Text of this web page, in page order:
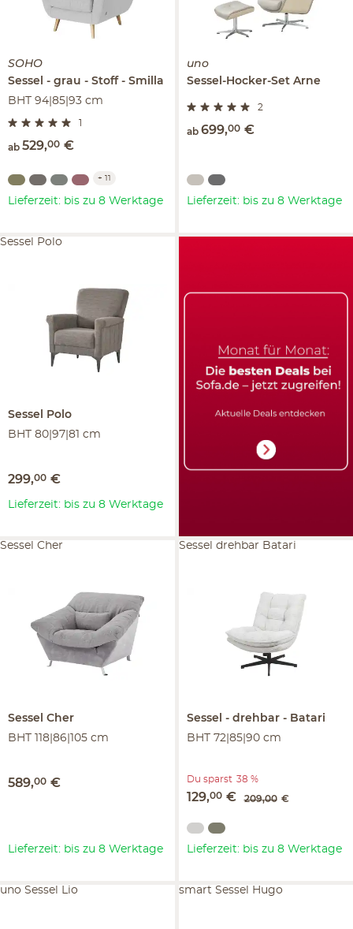
SOHO
Sessel grau - Stoff
Smilla
BHT 94|85|93 cm
1
ab 529,00 €
+ 11
Lieferzeit: bis zu 8 Werktage
uno
Sessel-Hocker-Set Arne
2
ab 699,00 €
Lieferzeit: bis zu 8 Werktage
Sessel
Polo
BHT 80|97|81 cm
299,00 €
Sessel Polo
Lieferzeit: bis zu 8 Werktage
Sessel Cher
BHT 118|86|105 cm
589,00 €
Sessel Cher
Lieferzeit: bis zu 8 Werktage
Sessel drehbar
Batari
BHT 72|85|90 cm
129,00 € 209,00 €
Du sparst 38 %
Sessel drehbar Batari
Lieferzeit: bis zu 8 Werktage
uno Sessel Lio smart Sessel Hugo